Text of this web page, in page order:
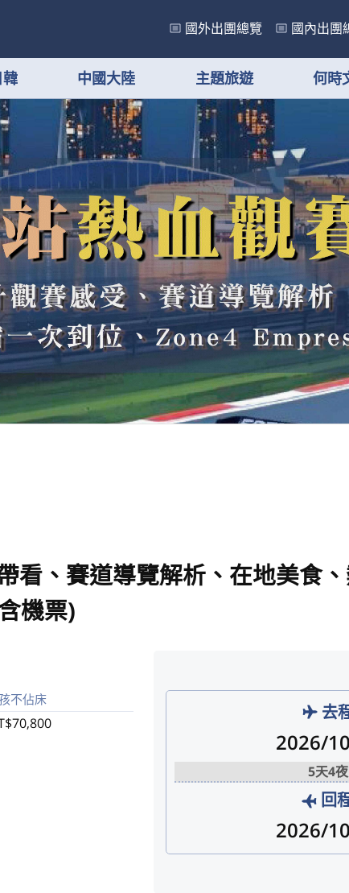
國外出團總覽 國內出團
韓 中國大陸 主題旅遊 何時
看、賽道導覽解析、在地美食
機票)
不佔床
去
2026/
5天4夜
回
2026/